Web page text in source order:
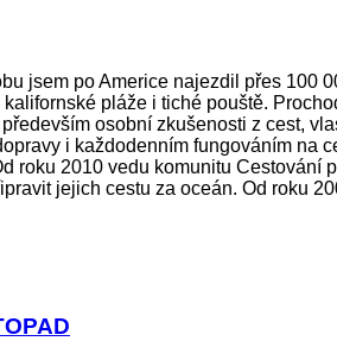
jsem po Americe najezdil přes 100
pláže i tiché pouště.
osobní zkušenosti z cest,
i každodenním fungováním na
roku 2010 vedu komunitu Cestování
jejich cestu za oceán. Od roku